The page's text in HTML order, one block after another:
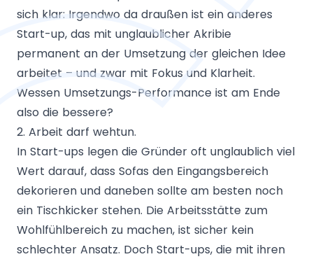
sich klar: Irgendwo da draußen ist ein anderes
Start-up, das mit unglaublicher Akribie
permanent an der Umsetzung der gleichen Idee
arbeitet – und zwar mit Fokus und Klarheit.
Wessen Umsetzungs-Performance ist am Ende
also die bessere?
2. Arbeit darf wehtun.
In Start-ups legen die Gründer oft unglaublich viel
Wert darauf, dass Sofas den Eingangsbereich
dekorieren und daneben sollte am besten noch
ein Tischkicker stehen. Die Arbeitsstätte zum
Wohlfühlbereich zu machen, ist sicher kein
schlechter Ansatz. Doch Start-ups, die mit ihren